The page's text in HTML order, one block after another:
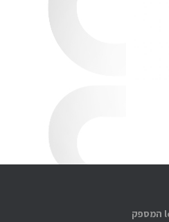
אתוס עסקים מפעילה את אתר logo-me.co.il המספק